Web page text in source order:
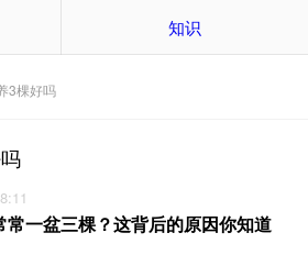
知识
3棵好吗
一盆三棵？这背后的原因你知道